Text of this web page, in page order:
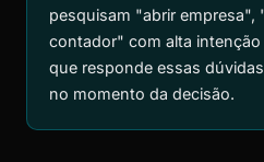
pesquisam "abrir empresa",
contador" com alta intenção
que responde essas
no momento da decisão.